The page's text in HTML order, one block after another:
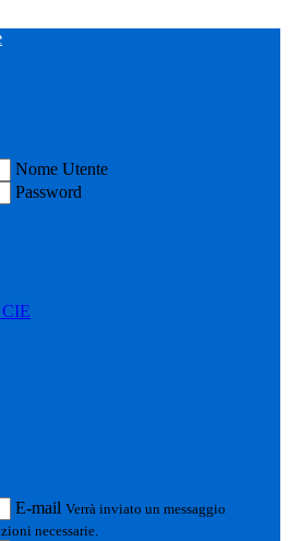
Nome Utente
Password
E-mail Verrà inviato un messaggio
necessarie.